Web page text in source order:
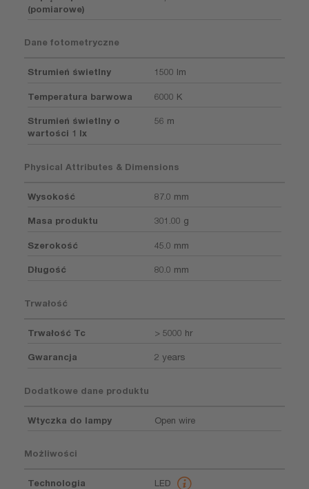
(pomiarowe)
Dane fotometryczne
Strumień świetlny 1500 lm
Temperatura barwowa 6000 K
Strumień świetlny o
wartości 1 lx
56 m
Physical Attributes & Dimensions
Wysokość 87.0 mm
Masa produktu 301.00 g
Szerokość 45.0 mm
Długość 80.0 mm
Trwałość
Trwałość Tc > 5000 hr
Gwarancja 2 years
Dodatkowe dane produktu
Wtyczka do lampy Open wire
Możliwości
Technologia LED